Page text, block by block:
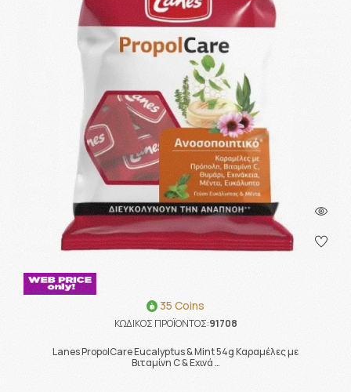
35 Coins
ΚΩΔΙΚΟΣ ΠΡΟΪΟΝΤΟΣ:91708
Lanes PropolCare Eucalyptus & Mint 54g Καραμέλες με
Βιταμίνη C & Εχινά …